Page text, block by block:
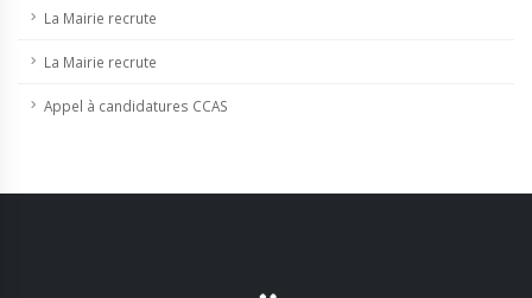
La Mairie recrute
La Mairie recrute
Appel à candidatures CCAS